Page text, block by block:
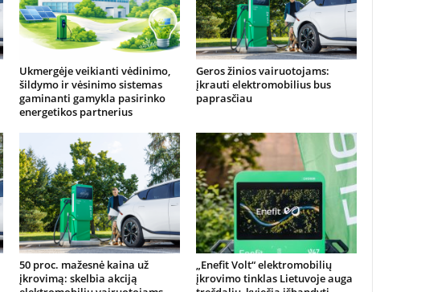
Ukmergėje veikianti vėdinimo,
šildymo ir vėsinimo sistemas
gaminanti gamykla pasirinko
energetikos partnerius
Geros žinios vairuotojams:
įkrauti elektromobilius bus
paprasčiau
50 proc. mažesnė kaina už
įkrovimą: skelbia akciją
„Enefit Volt“ elektromobilių
įkrovimo tinklas Lietuvoje auga